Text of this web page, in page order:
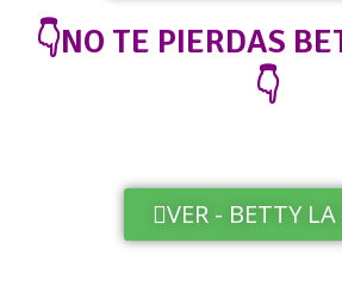
👇NO TE PIERDAS
👇
VER - BETTY LA